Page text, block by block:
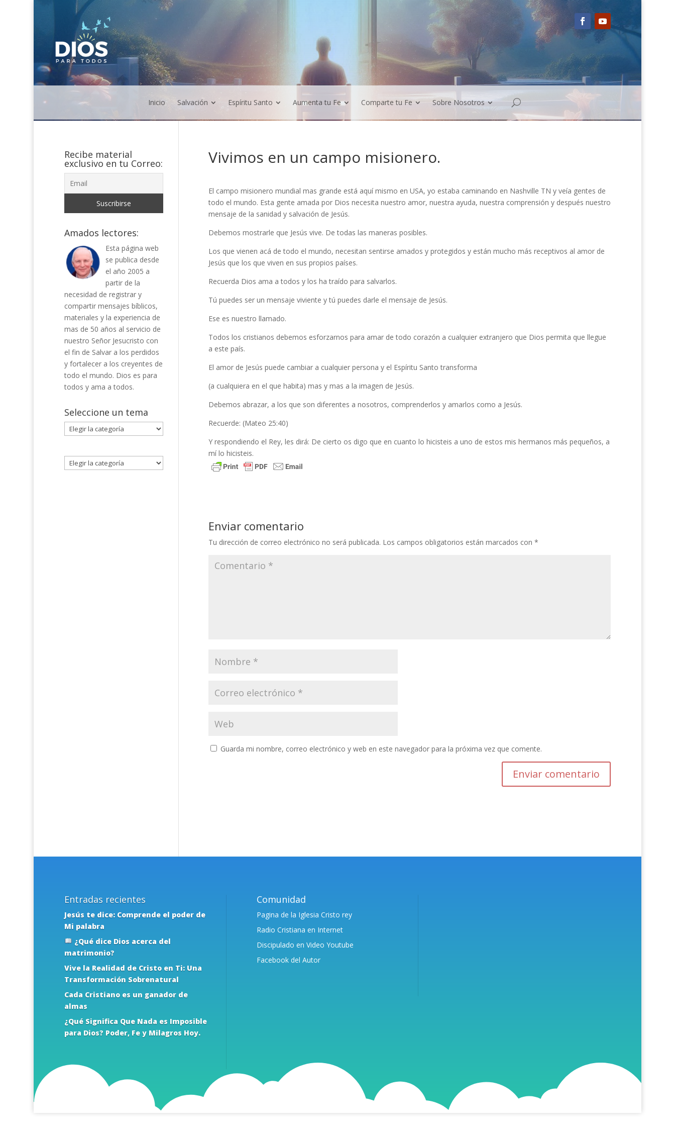
Inicio Salvación Espíritu Santo Aumenta tu Fe Comparte tu Fe Sobre Nosotros
Vivimos en un campo misionero.
El campo misionero mundial mas grande está aquí mismo en USA, yo estaba caminando en Nashville TN y veía gentes de
todo el mundo. Esta gente amada por Dios necesita nuestro amor, nuestra ayuda, nuestra comprensión y después nuestro
mensaje de la sanidad y salvación de Jesús.
Debemos mostrarle que Jesús vive. De todas las maneras posibles.
Los que vienen acá de todo el mundo, necesitan sentirse amados y protegidos y están mucho más receptivos al amor de
Jesús que los que viven en sus propios países.
Recuerda Dios ama a todos y los ha traído para salvarlos.
Tú puedes ser un mensaje viviente y tú puedes darle el mensaje de Jesús.
Ese es nuestro llamado.
Todos los cristianos debemos esforzarnos para amar de todo corazón a cualquier extranjero que Dios permita que llegue
a este país.
El amor de Jesús puede cambiar a cualquier persona y el Espíritu Santo transforma
(a cualquiera en el que habita) mas y mas a la imagen de Jesús.
Debemos abrazar, a los que son diferentes a nosotros, comprenderlos y amarlos como a Jesús.
Recuerde: (Mateo 25:40)
Y respondiendo el Rey, les dirá: De cierto os digo que en cuanto lo hicisteis a uno de estos mis hermanos más pequeños, a
mí lo hicisteis.
Enviar comentario
Tu dirección de correo electrónico no será publicada. Los campos obligatorios están marcados con *
Guarda mi nombre, correo electrónico y web en este navegador para la próxima vez que comente.
Recibe material
exclusivo en tu Correo:
Amados lectores:
Esta página web
se publica desde
el año 2005 a
partir de la
necesidad de registrar y
compartir mensajes bíblicos,
materiales y la experiencia de
mas de 50 años al servicio de
nuestro Señor Jesucristo con
el fin de Salvar a los perdidos
y fortalecer a los creyentes de
todo el mundo. Dios es para
todos y ama a todos.
Seleccione un tema
Seleccione
un
Entradas recientes
Jesús te dice: Comprende el poder de
Mi palabra
¿Qué dice Dios acerca del
matrimonio?
Vive la Realidad de Cristo en Ti: Una
Transformación Sobrenatural
Cada Cristiano es un ganador de
almas
¿Qué Significa Que Nada es Imposible
para Dios? Poder, Fe y Milagros Hoy.
Comunidad
Pagina de la Iglesia Cristo rey
Radio Cristiana en Internet
Discipulado en Video Youtube
Facebook del Autor